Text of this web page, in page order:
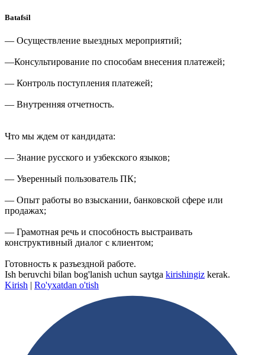
Batafsil
— Осуществление выездных мероприятий;
—Консультирование по способам внесения платежей;
— Контроль поступления платежей;
— Внутренняя отчетность.
Что мы ждем от кандидата:
— Знание русского и узбекского языков;
— Уверенный пользователь ПК;
— Опыт работы во взыскании, банковской сфере или
продажах;
— Грамотная речь и способность выстраивать
конструктивный диалог с клиентом;
Готовность к разъездной работе.
Ish beruvchi bilan bog'lanish uchun saytga kirishingiz kerak.
Kirish | Ro'yxatdan o'tish